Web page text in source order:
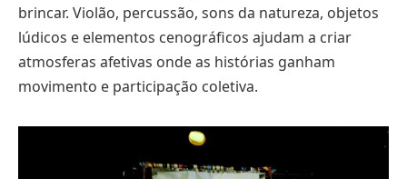
brincar. Violão, percussão, sons da natureza, objetos
lúdicos e elementos cenográficos ajudam a criar
atmosferas afetivas onde as histórias ganham
movimento e participação coletiva.